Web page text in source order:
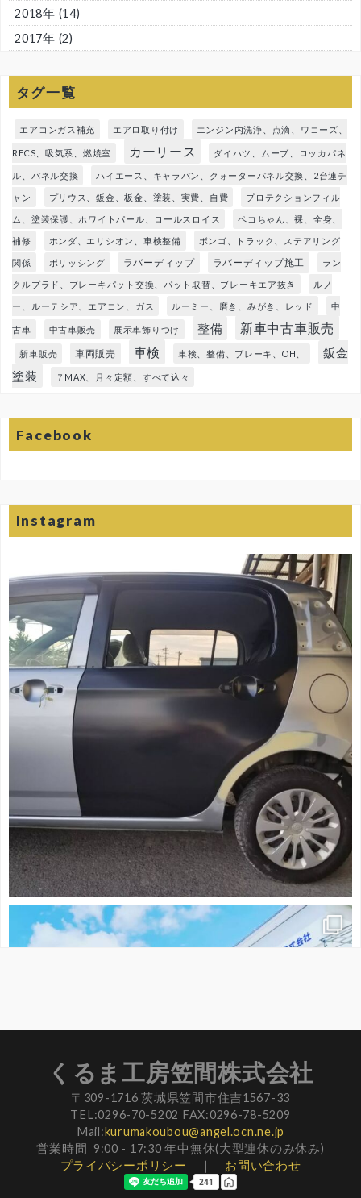
2018年 (14)
2017年 (2)
タグ一覧
エアコンガス補充 エアロ取り付け エンジン内洗浄、点滴、ワコーズ、
RECS、吸気系、燃焼室 カーリース ダイハツ、ムーブ、ロッカパネ
ル、パネル交換 ハイエース、キャラバン、クォーターパネル交換、2台連チ
ャン プリウス、鈑金、板金、塗装、実費、自費 プロテクションフィル
ム、塗装保護、ホワイトパール、ロールスロイス ペコちゃん、裸、全身、
補修 ホンダ、エリシオン、車検整備 ボンゴ、トラック、ステアリング
関係 ポリッシング ラバーディップ ラバーディップ施工 ラン
クルプラド、ブレーキパット交換、パット取替、ブレーキエア抜き ルノ
ー、ルーテシア、エアコン、ガス ルーミー、磨き、みがき、レッド 中
古車 中古車販売 展示車飾りつけ 整備 新車中古車販売
新車販売 車両販売 車検 車検、整備、ブレーキ、OH、
鈑金
塗装
７MAX、月々定額、すべて込々
Facebook
Instagram
くるま工房笠間株式会社
〒309-1716 茨城県笠間市住吉1567-33
TEL:0296-70-5202 FAX:0296-78-5209
Mail:kurumakoubou@angel.ocn.ne.jp
営業時間 9:00 - 17:30 年中無休(大型連休のみ休み)
プライバシーポリシー
｜ お問い合わせ